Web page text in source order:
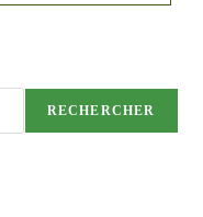
RECHERCHER